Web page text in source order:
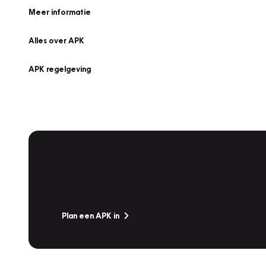
Meer informatie
Alles over APK
APK regelgeving
Plan een APK in